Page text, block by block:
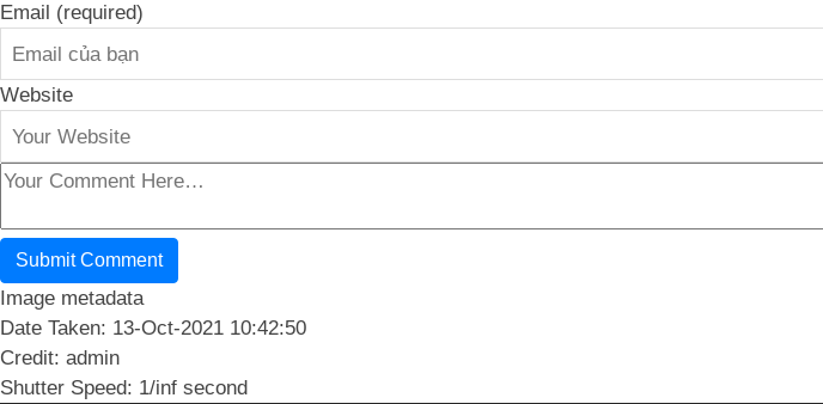
Email (required)
Website
Image metadata
Date Taken: 13-Oct-2021 10:42:50
Credit: admin
Shutter Speed: 1/inf second